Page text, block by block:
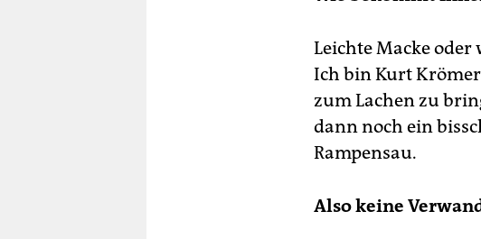
Leichte Macke oder
Ich bin Kurt
zum Lachen zu
dann noch ein
Rampensau.
Also keine